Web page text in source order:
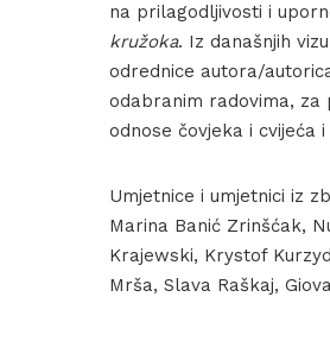
na prilagodljivosti i
kružoka. Iz današnjih
odrednice autora/
odabranim radovima, za
odnose čovjeka i cvijeća
Umjetnice i umjetnici iz
Marina Banić Zrinšćak,
Krajewski, Krystof
Mrša, Slava Raškaj,